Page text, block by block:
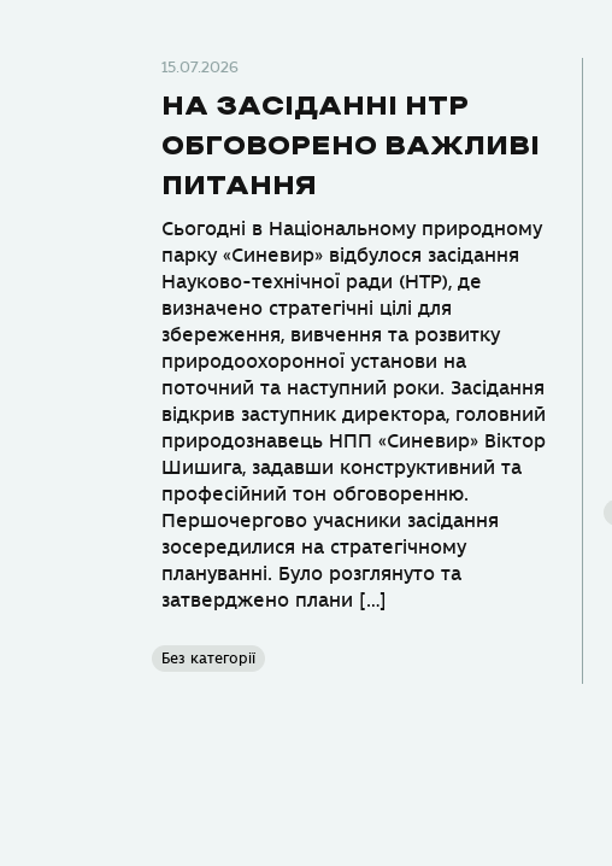
15.07.2026
НА ЗАСІДАННІ НТР
ОБГОВОРЕНО ВАЖЛИВІ
ПИТАННЯ
Сьогодні в Національному природному
парку «Синевир» відбулося засідання
Науково-технічної ради (НТР), де
визначено стратегічні цілі для
збереження, вивчення та розвитку
природоохоронної установи на
поточний та наступний роки. Засідання
відкрив заступник директора, головний
природознавець НПП «Синевир» Віктор
Шишига, задавши конструктивний та
професійний тон обговоренню.
Першочергово учасники засідання
зосередилися на стратегічному
плануванні. Було розглянуто та
затверджено плани […]
Без категорії